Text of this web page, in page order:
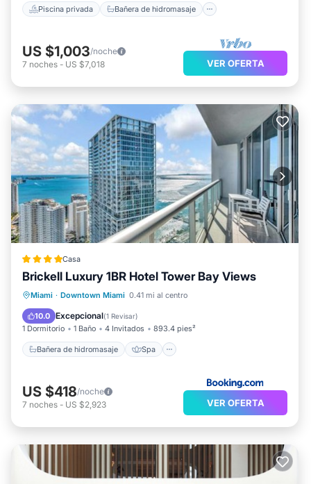
Piscina privada Bañera de hidromasaje
US $1,003/noche
7 noches - US $7,018 VER OFERTA
Casa
Brickell Luxury 1BR Hotel Tower Bay Views
Miami · Downtown Miami 0.41 mi al centro
10.0 Excepcional(1 Revisar)
1 Dormitorio 1 Baño 4 Invitados 893.4 pies²
Bañera de hidromasaje Spa
Bañera de hidromasaje
Spa
Chimenea/Calefacción
US $418/noche
7 noches - US $2,923 VER OFERTA